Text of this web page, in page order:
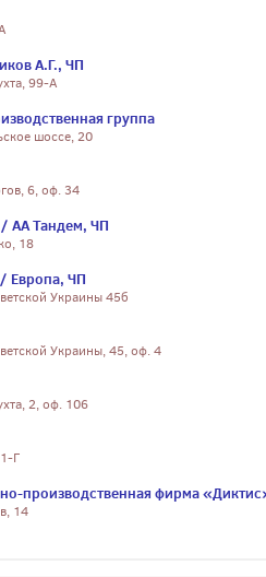
А.Г., ЧП
99-А
группа
шоссе, 20
6, оф. 34
/ АА Тандем, ЧП
18
Европа, ЧП
Украины 45б
Украины, 45, оф. 4
2, оф. 106
Г
производственная фирма
14